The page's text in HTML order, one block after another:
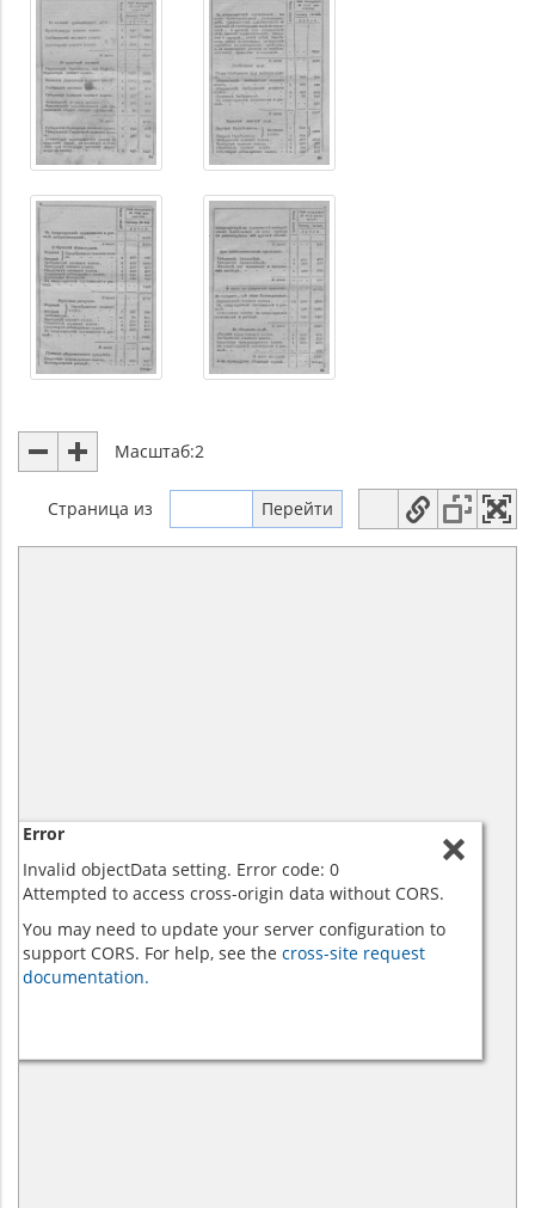
Масштаб:2
Страница из
Error
Invalid objectData setting. Error code: 0
Attempted to access cross-origin data without CORS.
You may need to update your server configuration to
support CORS. For help, see the cross-site request
documentation.